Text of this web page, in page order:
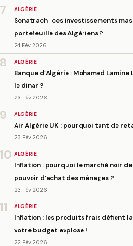
7 ALGÉRIE
Sonatrach : ces investissements
portefeuille des Algériens ?
24 Fév 2026
8 ALGÉRIE
Banque d’Algérie : Mohamed
le dinar ?
23 Fév 2026
9 ALGÉRIE
Air Algérie UK : pourquoi tant de
23 Fév 2026
10 ALGÉRIE
Inflation : pourquoi le marché noir
pouvoir d’achat des ménages ?
23 Fév 2026
11 ALGÉRIE
Inflation : les produits frais défient la
votre budget explose !
22 Fév 2026